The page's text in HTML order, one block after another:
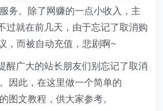
务。除了网赚的一点小收入，主
过就在前几天，由于忘记了取消购
，而被自动充值，悲剧啊~
醒广大的站长朋友们别忘记了取消
因此，在这里做一个简单的
图文教程，供大家参考。